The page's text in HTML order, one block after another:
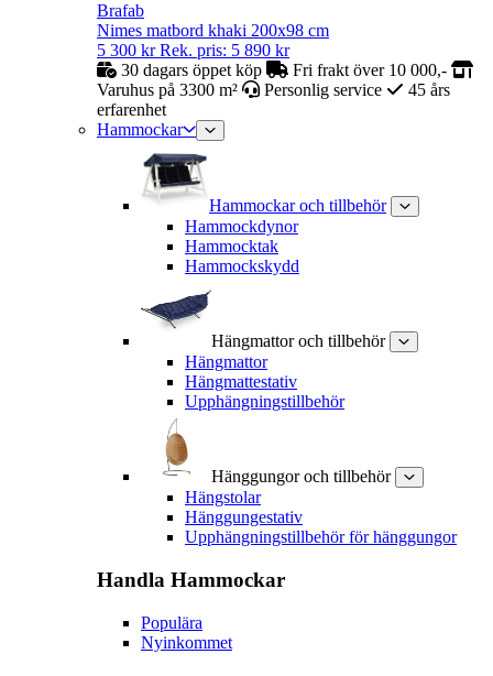
Brafab
Nimes matbord khaki 200x98 cm
5 300 kr Rek. pris: 5 890 kr
30 dagars öppet köp
Fri frakt över 10 000,-
Varuhus på 3300 m²
Personlig service
45 års
erfarenhet
Hammockar
Hammockar och tillbehör
Hammockdynor
Hammocktak
Hammockskydd
Hängmattor och tillbehör
Hängmattor
Hängmattestativ
Upphängningstillbehör
Hänggungor och tillbehör
Hängstolar
Hänggungestativ
Upphängningstillbehör för hänggungor
Handla Hammockar
Populära
Nyinkommet